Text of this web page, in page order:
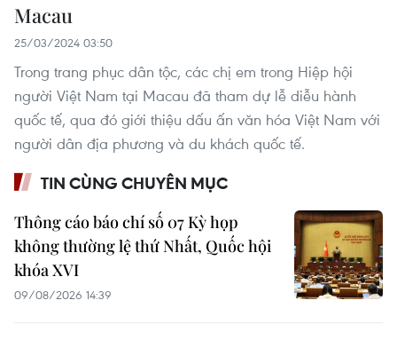
Macau
25/03/2024 03:50
Trong trang phục dân tộc, các chị em trong Hiệp hội
người Việt Nam tại Macau đã tham dự lễ diễu hành
quốc tế, qua đó giới thiệu dấu ấn văn hóa Việt Nam với
người dân địa phương và du khách quốc tế.
TIN CÙNG CHUYÊN MỤC
Thông cáo báo chí số 07 Kỳ họp
không thường lệ thứ Nhất, Quốc hội
khóa XVI
09/08/2026 14:39